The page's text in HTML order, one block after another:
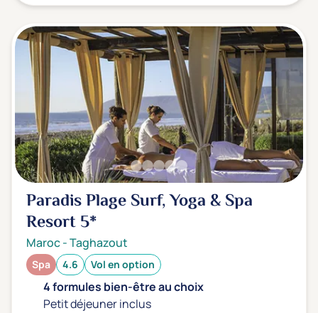
Km
Transports & hébergement
Soins sans hébergement
(0)
Offre séjour + vol inclus
(0)
Paradis Plage Surf, Yoga & Spa
Resort5*
Maroc-Taghazout
Spa 4.6 Vol en option
4 formules bien-être au choix
Petit déjeuner inclus